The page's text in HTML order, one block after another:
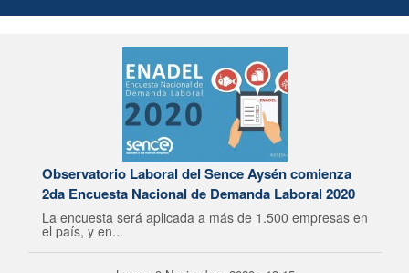
Observatorio Laboral del Sence Aysén comienza
2da Encuesta Nacional de Demanda Laboral 2020
La encuesta será aplicada a más de 1.500 empresas en
el país, y en...